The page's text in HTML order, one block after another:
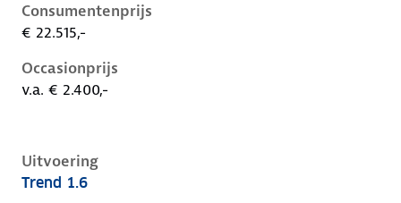
Consumentenprijs
€ 22.515,-
Occasionprijs
v.a. € 2.400,-
Uitvoering
Ford Focus i, 1.6, 74 kW, Benzine, 5 deuren
Trend 1.6